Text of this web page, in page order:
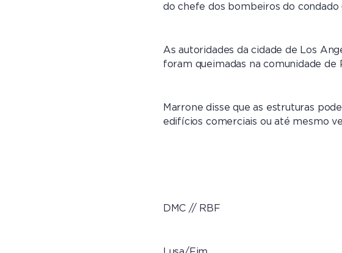
do chefe dos bombeiros do
As autoridades da cidade de Los
foram queimadas na comunidade de
Marrone disse que as estruturas
edifícios comerciais ou até mesmo
DMC // RBF